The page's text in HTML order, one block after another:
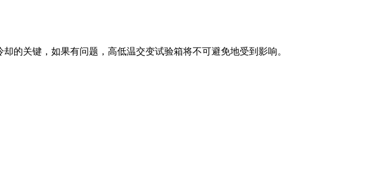
关键，如果有问题，高低温交变试验箱将不可避免地受到影响。